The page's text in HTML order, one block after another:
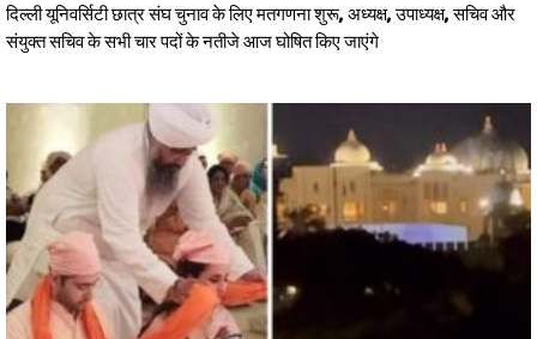
दिल्ली यूनिवर्सिटी छात्र संघ चुनाव के लिए मतगणना शुरू, अध्यक्ष, उपाध्यक्ष, सचिव और
संयुक्त सचिव के सभी चार पदों के नतीजे आज घोषित किए जाएंगे